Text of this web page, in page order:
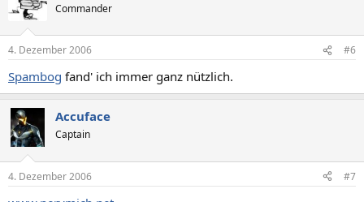
Commander
4. Dezember 2006 #6
Spambog fand' ich immer ganz nützlich.
Accuface
Captain
4. Dezember 2006 #7